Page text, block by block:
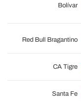
Bolívar
Red Bull Bragantino
CA Tigre
Santa Fe